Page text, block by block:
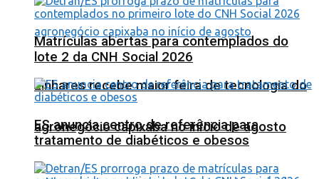
Linhares recebe maior feira de tecnologia do
agronegócio capixaba no início de agosto
Matrículas abertas para contemplados do
lote 2 da CNH Social 2026
ES anuncia centro de referência para
tratamento de diabéticos e obesos